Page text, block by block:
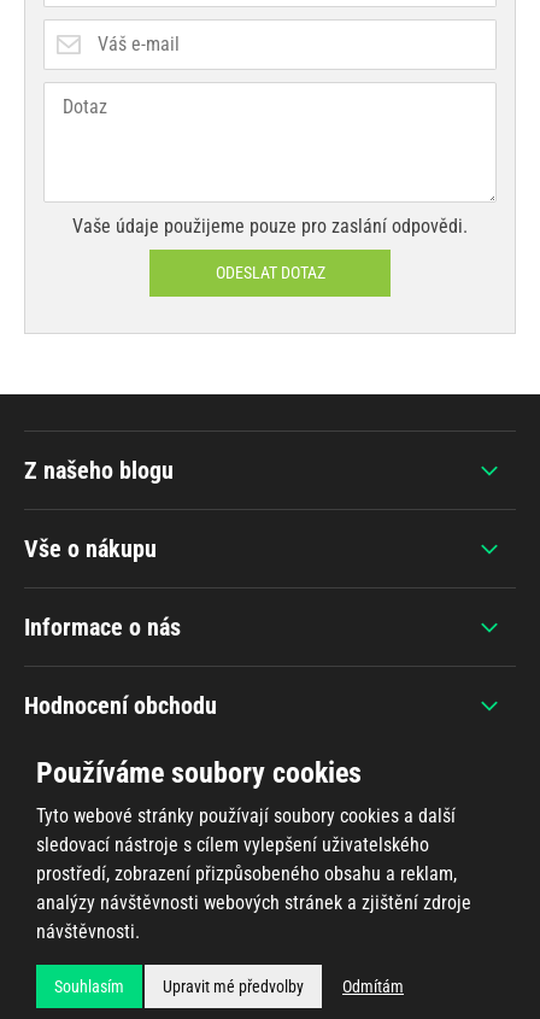
Vaše údaje použijeme pouze pro zaslání odpovědi.
ODESLAT DOTAZ
Vše o nákupu
Informace o nás
Hodnocení obchodu
+420 607 383 838
Z našeho blogu
Všechna práva vyhrazena © 2026Ahifi.cz, realizaceShean.cz
Používáme soubory cookies
Tyto webové stránky používají soubory cookies a další
sledovací nástroje s cílem vylepšení uživatelského
prostředí, zobrazení přizpůsobeného obsahu a reklam,
analýzy návštěvnosti webových stránek a zjištění zdroje
návštěvnosti.
Souhlasím Upravit mé předvolby Odmítám